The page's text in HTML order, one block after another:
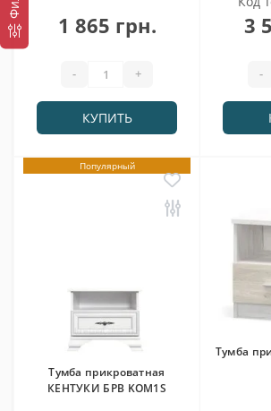
1 865 грн.
- +
КУПИТЬ
3
-
Популярный
Тумба прикроватная
КЕНТУКИ БРВ KOM1S
Тумба